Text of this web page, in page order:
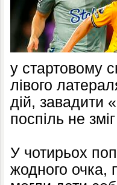
у стартовому
лівого
дій, завадити
поспіль не
У чотирьох
жодного очка,